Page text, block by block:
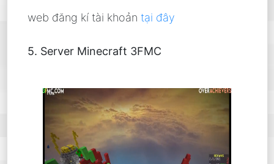
web đăng kí tài khoảntại đây
5. Server Minecraft 3FMC